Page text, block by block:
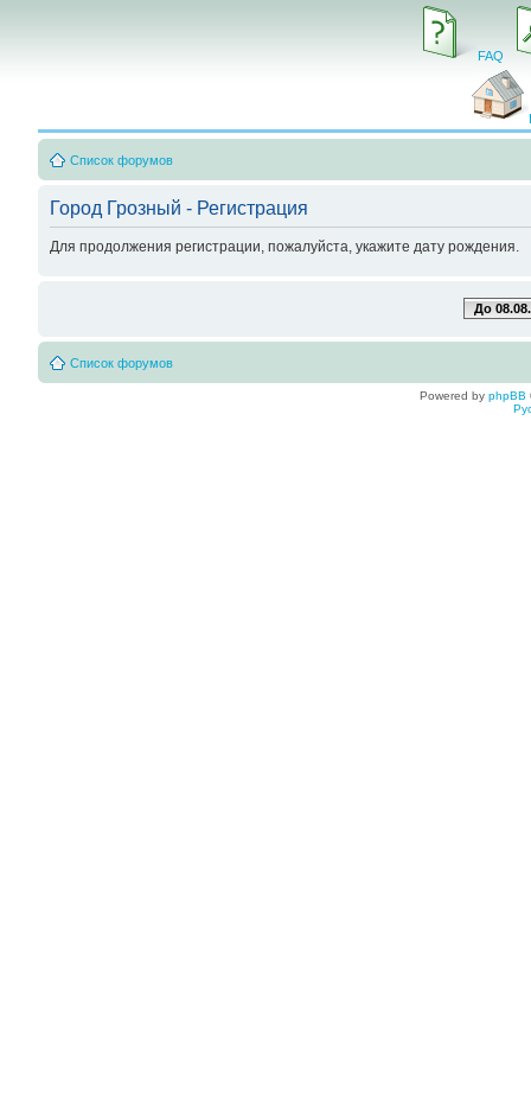
FAQ
Список форумов
Город Грозный - Регистрация
Для продолжения регистрации, пожалуйста, укажите дату рождения.
До
Список форумов
Powered by phpBB